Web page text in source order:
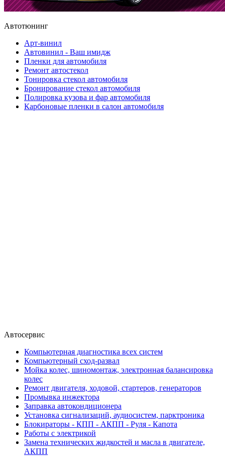
Автотюнинг
Арт-винил
Автовинил - Ваш имидж
Пленки для автомобиля
Ремонт автостекол
Тонировка стекол автомобиля
Бронирование стекол автомобиля
Полировка кузова и фар автомобиля
Карбоновые пленки в салон автомобиля
Автосервис
Компьютерная диагностика всех систем
Компьютерный сход-развал
Мойка колес, шиномонтаж, электронная балансировка
колес
Ремонт двигателя, ходовой, стартеров, генераторов
Промывка инжектора
Заправка автокондиционера
Установка сигнализаций, аудиосистем, парктроника
Блокираторы - КПП - АКПП - Руля - Капота
Работы с электрикой
Замена технических жидкостей и масла в двигателе,
АКПП